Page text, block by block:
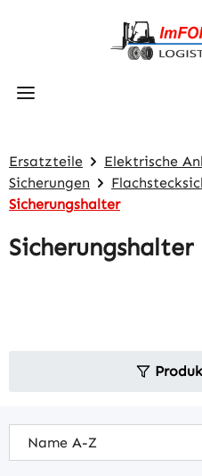
Zum Hauptinhalt springen
Ersatzteile Elektrische
Sicherungen
Sicherungshalter
Sicherungshalter